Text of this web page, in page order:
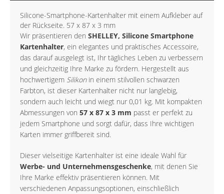
Silicone-Smartphone-Kartenhalter mit einem Aufkleber auf
der Rückseite. 57 x 87 x 3 mm
Wir präsentieren den SHELLEY, Silicone Smartphone
Kartenhalter, ein elegantes und praktisches Accessoire,
das darauf ausgelegt ist, Ihr tägliches Leben zu verbessern
und gleichzeitig Ihre Marke zu fördern. Hergestellt aus
hochwertigem Silikonin einem stilvollen schwarzen
Farbton, ist dieser Kartenhalter nicht nur langlebig,
sondern auch leicht und wiegt nur 0,01 kg. Mit kompakten
Abmessungen von 57 x 87 x 3 mm passt er perfekt zu
jedem Smartphone und sorgt dafür, dass Ihre wichtigen
Karten immer griffbereit sind.
Dieser vielseitige Kartenhalter ist eine ideale Wahl für
Werbe- und Unternehmensgeschenke, mit denen Sie
Ihre Marke effektiv präsentieren können. Mit
verschiedenen Anpassungsoptionen, einschließlich